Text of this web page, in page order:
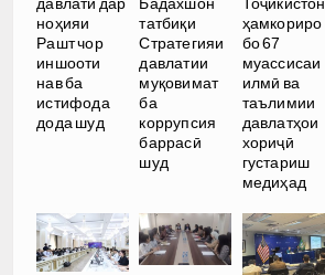
ноҳияи
Рашт чор
иншооти
нав ба
истифода
дода шуд
татбиқи
Стратегияи
давлатии
муқовимат
ба
коррупсия
баррасӣ
шуд
ҳамкориро
бо 67
муассисаи
илмӣ ва
таълимии
давлатҳои
хориҷӣ
густариш
медиҳад